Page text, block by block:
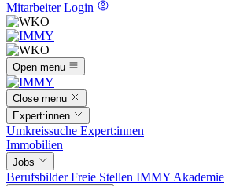
Mitarbeiter Login
Open menu
Close menu
Expert:innen
Umkreissuche Expert:innen
Immobilien
Jobs
BerufsbilderFreie Stellen IMMY Akademie